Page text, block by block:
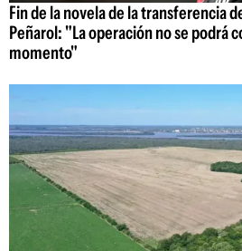
Fin de la novela de la transferencia
Peñarol: "La operación no se podrá
momento"